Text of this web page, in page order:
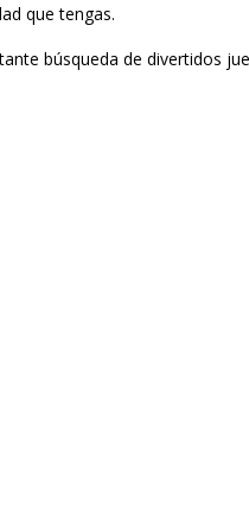
que tengas.
búsqueda de divertidos